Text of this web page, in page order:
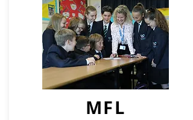
MFL